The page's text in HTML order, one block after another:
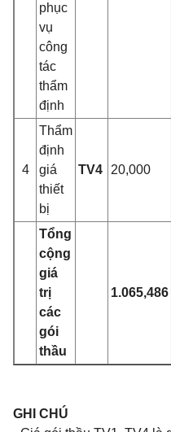
phục
vụ
công
tác
thẩm
định
4
Thẩm
định
giá
thiết
bị
TV4 20,000
Tổng
cộng
giá
trị
các
gói
thầu
1.065,486
GHI CHÚ